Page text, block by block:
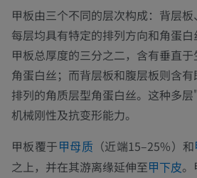
甲板由三个不同的层次构成：背层板
每层均具有特定的排列方向和角蛋
甲板总厚度的三分之二，含有垂直
角蛋白丝；而背层板和腹层板则含
排列的角质层型角蛋白丝。这种多
机械刚性及抗变形能力。
甲板覆于甲母质（近端15–25%）和
之上，并在其游离缘延伸至甲下皮。